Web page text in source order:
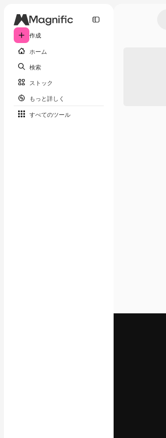
作成
ホーム
検索
ストック
もっと詳しく
すべてのツール